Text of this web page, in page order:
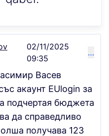
02/11/2025
09:35
…
Васев
акаунт EUlogin за
подчертая бюджета
да справедливо
получава 123